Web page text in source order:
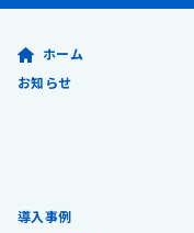
ホーム
お知らせ
導入事例